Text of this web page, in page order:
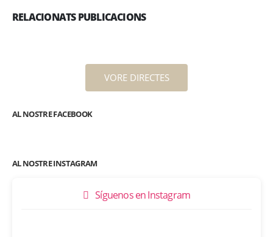
RELACIONATS PUBLICACIONS
VORE DIRECTES
AL NOSTRE FACEBOOK
AL NOSTRE INSTAGRAM
Síguenos en Instagram